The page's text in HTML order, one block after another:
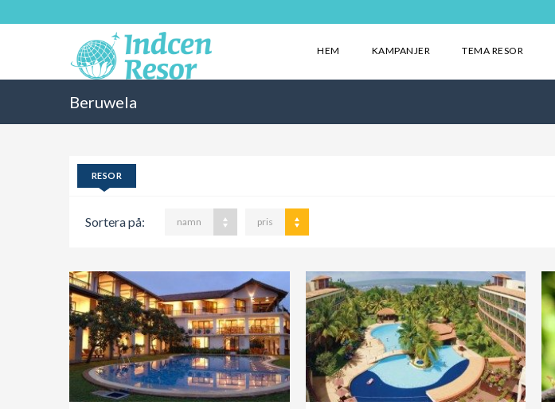
HEM KAMPANJER TEMA RESOR
Beruwela
RESOR
Sortera på: namn pris